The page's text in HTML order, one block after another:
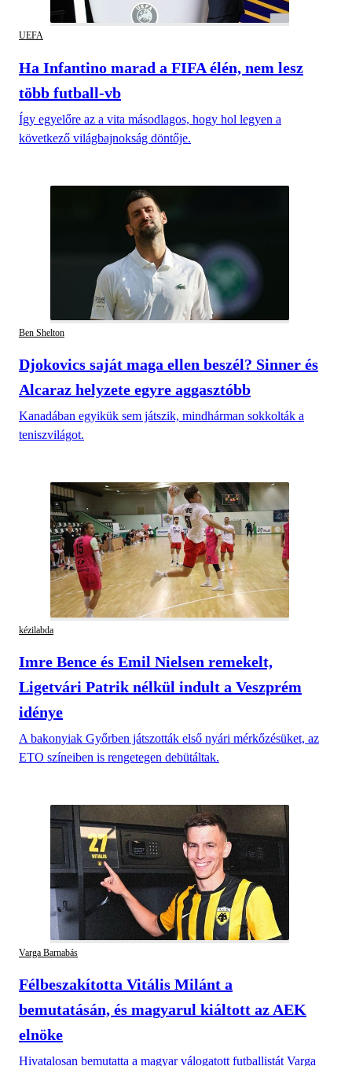
UEFA
Ha Infantino marad a FIFA élén, nem lesz
több futball-vb
Így egyelőre az a vita másodlagos, hogy hol legyen a
következő világbajnokság döntője.
Ben Shelton
Djokovics saját maga ellen beszél? Sinner és
Alcaraz helyzete egyre aggasztóbb
Kanadában egyikük sem játszik, mindhárman sokkolták a
teniszvilágot.
kézilabda
Imre Bence és Emil Nielsen remekelt,
Ligetvári Patrik nélkül indult a Veszprém
idénye
A bakonyiak Győrben játszották első nyári mérkőzésüket, az
ETO színeiben is rengetegen debütáltak.
Varga Barnabás
Félbeszakította Vitális Milánt a
bemutatásán, és magyarul kiáltott az AEK
elnöke
Hivatalosan bemutatta a magyar válogatott futballistát Varga